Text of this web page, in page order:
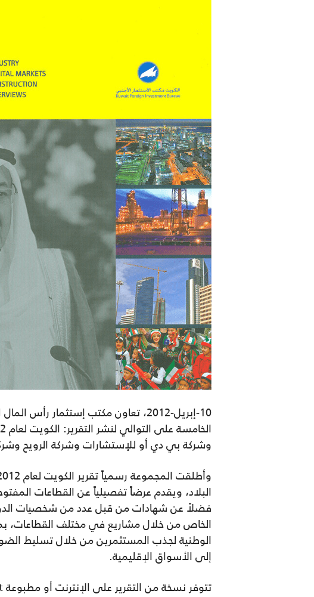
10-إبريل-2012، تعاون مكتب
وشركة بي دي أو للإستشارات وشركة الرويح
البلاد، ويقدم عرضاً تفصيلياً عن القطاعات
فضلاً عن شهادات من قبل عدد من شخصيات
الخاص من خلال مشاريع في مختلف القطاعات، بما
الوطنية لجذب المستثمرين من خلال تسليط
إلى الأسواق الإقليمية.
تتوفر نسخة من التقرير على الإنترنت أو مطبوعة http://www.oxfordbusinessgroup.com/country/Kuwait